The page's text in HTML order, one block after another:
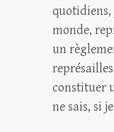
quotidiens,
monde,
un
constituer
ne sais, si